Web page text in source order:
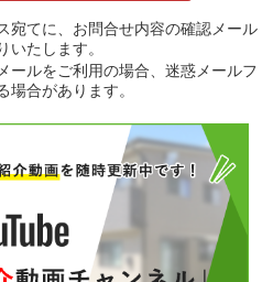
宛てに、お問合せ内容の確認メール
いたします。
ールをご利用の場合、迷惑メールフ
場合があります。